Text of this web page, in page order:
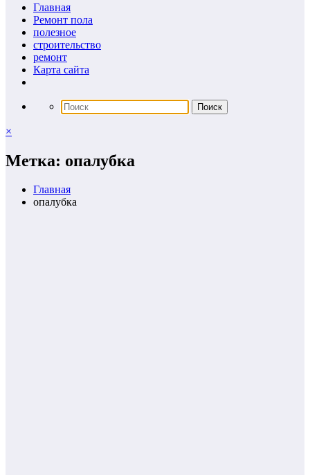
Главная
Ремонт пола
полезное
строительство
ремонт
Карта сайта
×
Метка: опалубка
Главная
опалубка